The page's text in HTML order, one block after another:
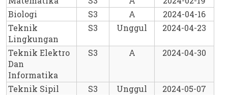
Biologi
S3 A
2024-04-16
Teknik
Lingkungan
S3 Unggul 2024-04-23
Teknik Elektro
Dan
Informatika
S3 A 2024-04-30
Teknik Sipil S3 Unggul
2024-05-07